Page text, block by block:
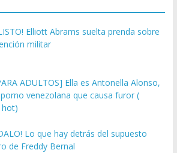
Elliott Abrams suelta prenda sobre
militar
ADULTOS] Ella es Antonella Alonso,
venezolana que causa furor (
hot)
Lo que hay detrás del supuesto
de Freddy Bernal